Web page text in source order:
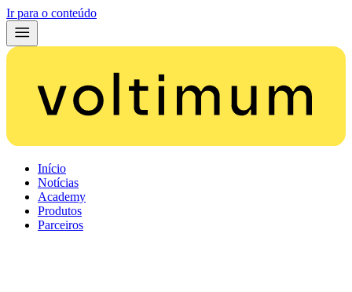
Ir para o conteúdo
Início
Notícias
Academy
Produtos
Parceiros